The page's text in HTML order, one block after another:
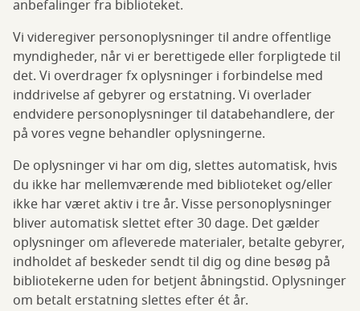
anbefalinger fra biblioteket.
Vi videregiver personoplysninger til andre offentlige
myndigheder, når vi er berettigede eller forpligtede til
det. Vi overdrager fx oplysninger i forbindelse med
inddrivelse af gebyrer og erstatning. Vi overlader
endvidere personoplysninger til databehandlere, der
på vores vegne behandler oplysningerne.
De oplysninger vi har om dig, slettes automatisk, hvis
du ikke har mellemværende med biblioteket og/eller
ikke har været aktiv i tre år. Visse personoplysninger
bliver automatisk slettet efter 30 dage. Det gælder
oplysninger om afleverede materialer, betalte gebyrer,
indholdet af beskeder sendt til dig og dine besøg på
bibliotekerne uden for betjent åbningstid. Oplysninger
om betalt erstatning slettes efter ét år.